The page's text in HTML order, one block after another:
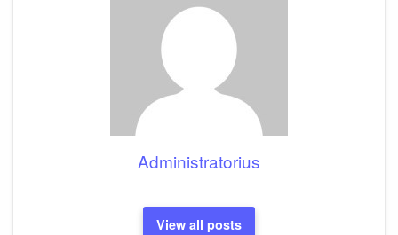
Administratorius
View all posts